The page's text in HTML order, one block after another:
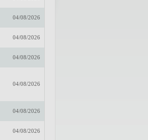
04/08/2026
04/08/2026
04/08/2026
04/08/2026
04/08/2026
04/08/2026